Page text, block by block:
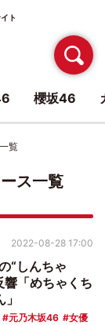
ト
覧
ス一覧
“しんちゃ
響「めちゃくち
元乃木坂46
女優
2022-08-28 17:00
櫻坂46